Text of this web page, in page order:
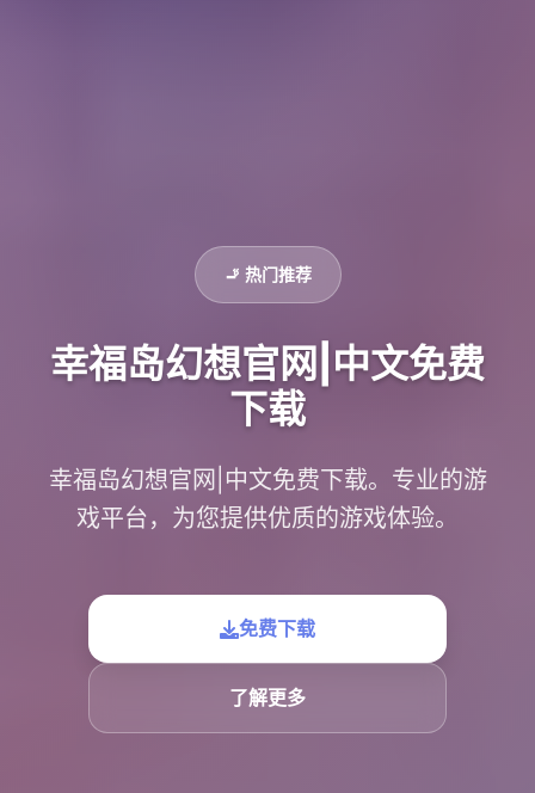
🚬 热门推荐
幸福岛幻想官网|中文免费
下载
幸福岛幻想官网|中文免费下载。专业的游
戏平台，为您提供优质的游戏体验。
免费下载
了解更多